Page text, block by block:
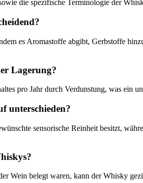
die spezifische Terminologie der
es Aromastoffe abgibt, Gerbstoffe
Lagerung?
pro Jahr durch Verdunstung, was ein
unterschieden?
sensorische Reinheit besitzt,
Wein belegt waren, kann der Whisky